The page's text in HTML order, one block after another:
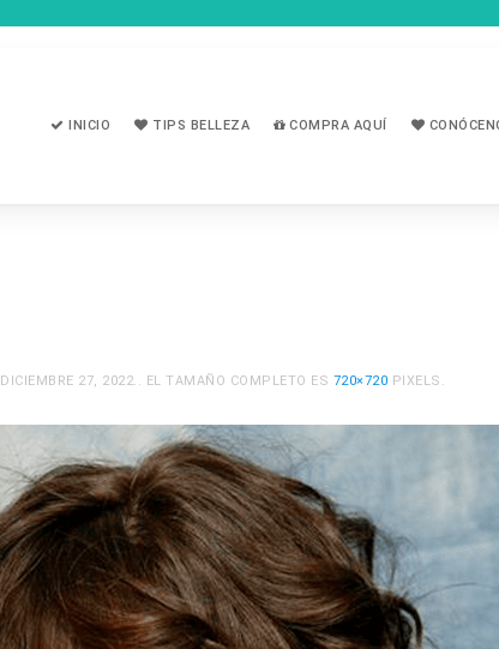
INICIO TIPS BELLEZA COMPRA AQUÍ
DICIEMBRE 27, 2022.. EL TAMAÑO COMPLETO ES 720×720 PIXELS.